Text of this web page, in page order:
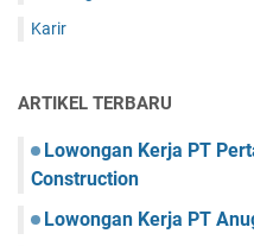
Karir
ARTIKEL TERBARU
Lowongan Kerja PT
Construction
Lowongan Kerja PT